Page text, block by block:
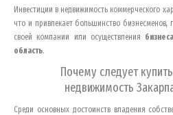
Инвестиции в недвижимость коммерческого
что и привлекает большинство
своей компании или осуществления
область.
Почему следует
недвижимость
Среди основных достоинств владения